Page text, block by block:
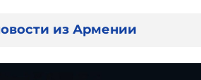
из Армении